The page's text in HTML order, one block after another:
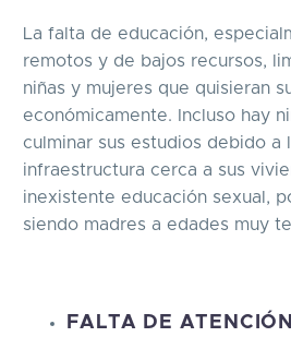
La falta de educación,
remotos y de bajos recursos,
niñas y mujeres que quisieran
económicamente. Incluso hay
culminar sus estudios debido a
infraestructura cerca a sus
inexistente educación sexual,
siendo madres a edades muy
FALTA DE